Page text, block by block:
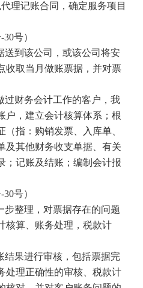
理记账合同，确定服务项目
-30号）
送到该公司，或该公司将安
收取当月做账票据，并对票
过财务会计工作的客户，我
户，建立会计核算体系；根
指：购销发票、入库单、
及其他财务收支单据、有关
；记账及结账；编制会计报
-30号）
步整理，对票据存在的问题
核算、账务处理，税款计
结果进行审核，包括票据完
处理正确性的审核、税款计